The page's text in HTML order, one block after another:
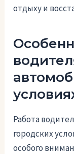
отдыху и
Работа
городских
особого